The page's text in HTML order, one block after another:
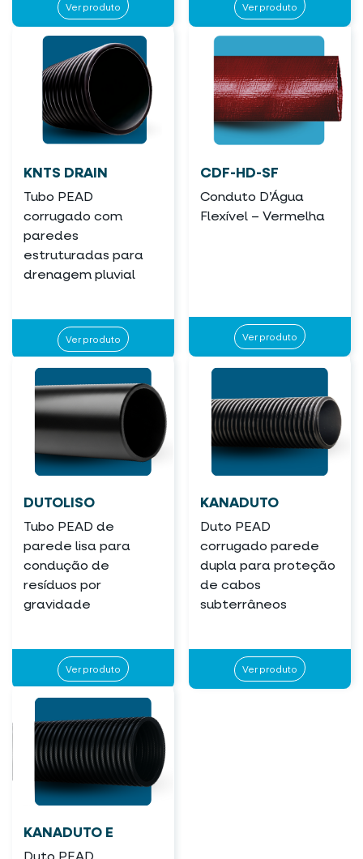
Ver produto Ver produto
KNTS DRAIN
Tubo PEAD
corrugado com
paredes
estruturadas para
drenagem pluvial
Ver produto
CDF-HD-SF
Conduto D’Água
Flexível – Vermelha
Ver produto
DUTOLISO
Tubo PEAD de
parede lisa para
condução de
resíduos por
gravidade
Ver produto
KANADUTO
Duto PEAD
corrugado parede
dupla para proteção
de cabos
subterrâneos
Ver produto
KANADUTO E